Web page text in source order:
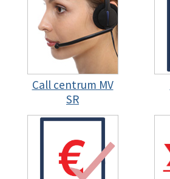
Call centrum MV
SR